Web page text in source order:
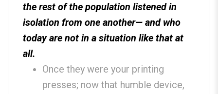
the rest of the population listened in
isolation from one another— and who
today are not in a situation like that at
all.
Once they were your printing
presses; now that humble device,